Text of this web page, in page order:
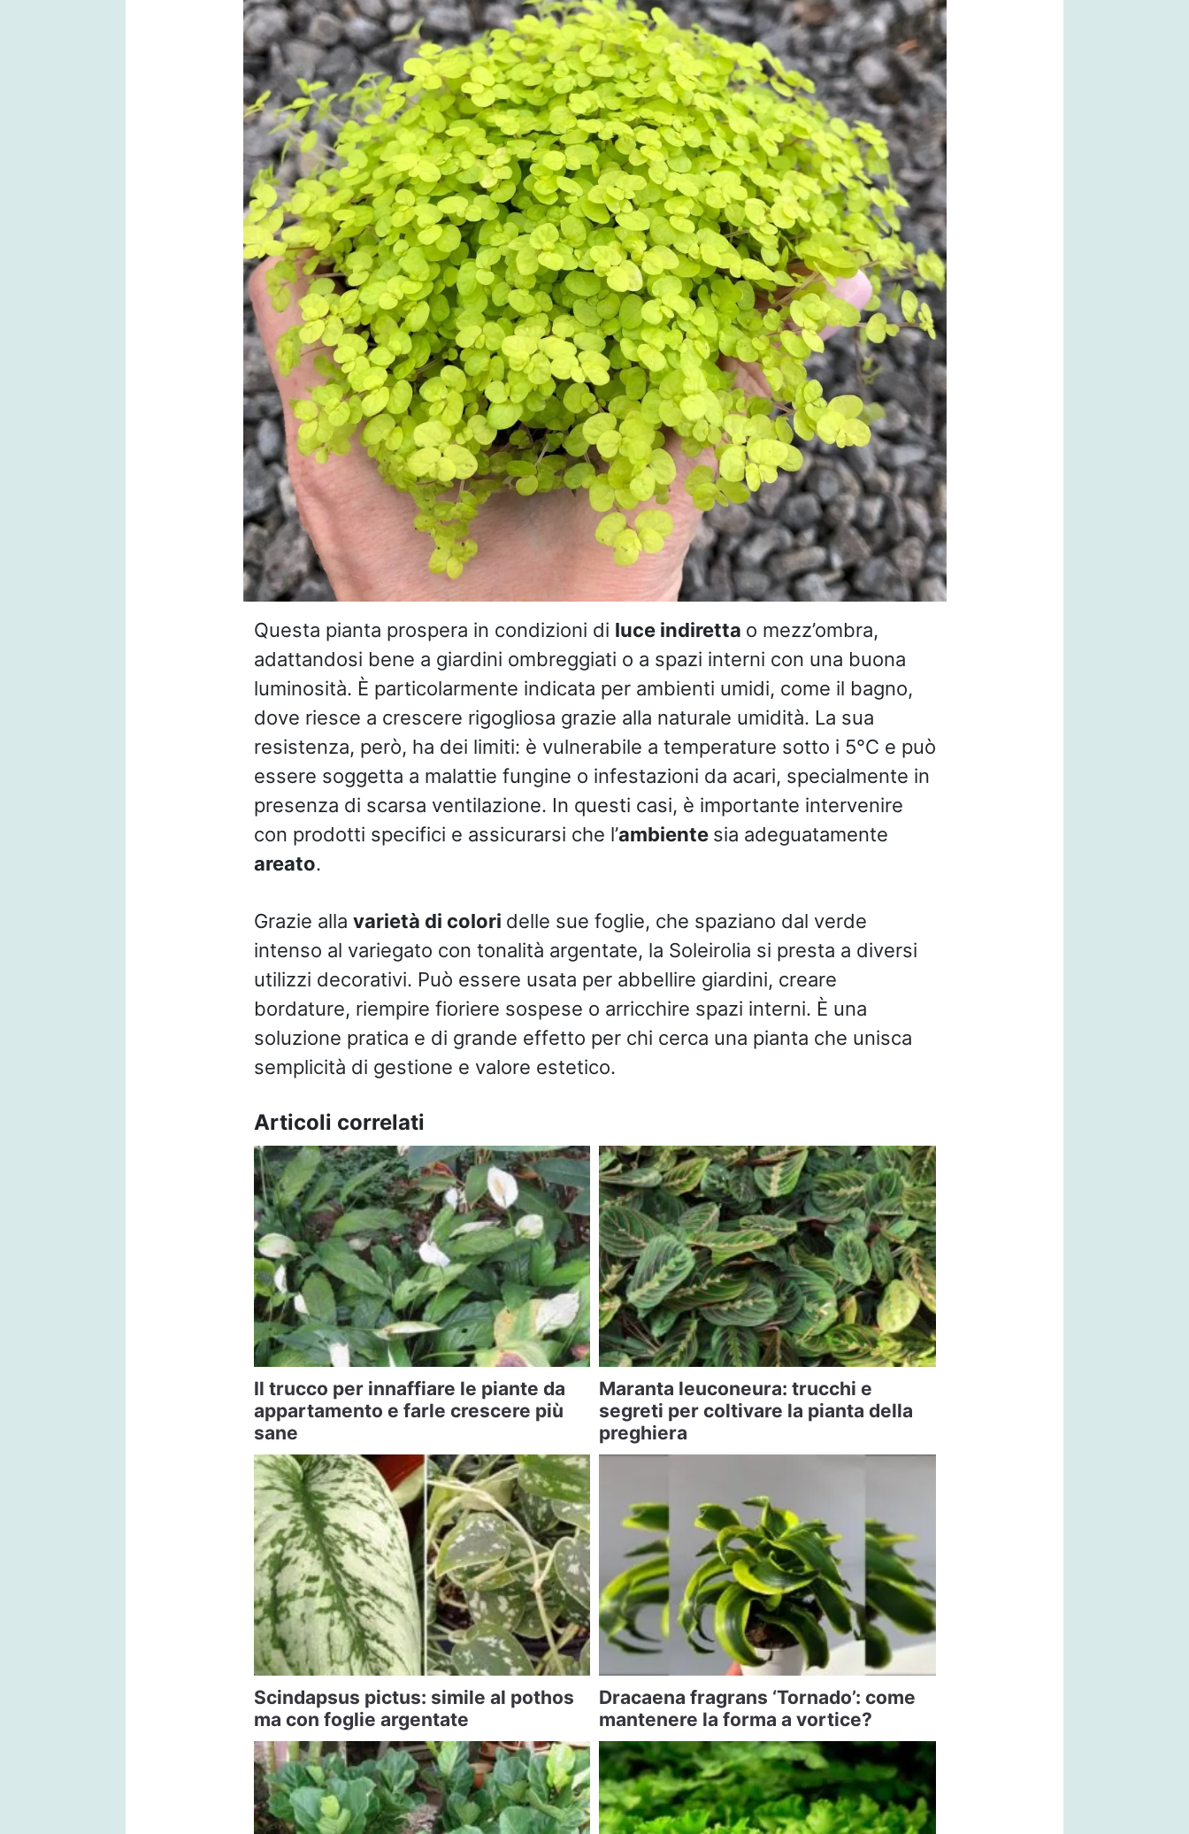
Questa pianta prospera in condizioni di luce indiretta o mezz’ombra,
adattandosi bene a giardini ombreggiati o a spazi interni con una buona
luminosità. È particolarmente indicata per ambienti umidi, come il bagno,
dove riesce a crescere rigogliosa grazie alla naturale umidità. La sua
resistenza, però, ha dei limiti: è vulnerabile a temperature sotto i 5°C e può
essere soggetta a malattie fungine o infestazioni da acari, specialmente in
presenza di scarsa ventilazione. In questi casi, è importante intervenire
con prodotti specifici e assicurarsi che l’ambiente sia adeguatamente
areato.
Grazie alla varietà di colori delle sue foglie, che spaziano dal verde
intenso al variegato con tonalità argentate, la Soleirolia si presta a diversi
utilizzi decorativi. Può essere usata per abbellire giardini, creare
bordature, riempire fioriere sospese o arricchire spazi interni. È una
soluzione pratica e di grande effetto per chi cerca una pianta che unisca
semplicità di gestione e valore estetico.
Articoli correlati
Il trucco per innaffiare le piante da
appartamento e farle crescere più
sane
Maranta leuconeura: trucchi e
segreti per coltivare la pianta della
preghiera
Scindapsus pictus: simile al pothos
ma con foglie argentate
Dracaena fragrans ‘Tornado’: come
mantenere la forma a vortice?